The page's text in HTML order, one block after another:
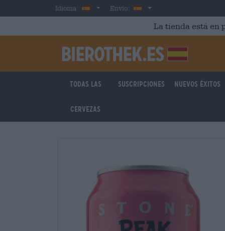
Skip to main contentIdioma: SpanishEnvío: España
La tienda está en
Todas las
cervezas
Suscripciones Nuevos éxitos